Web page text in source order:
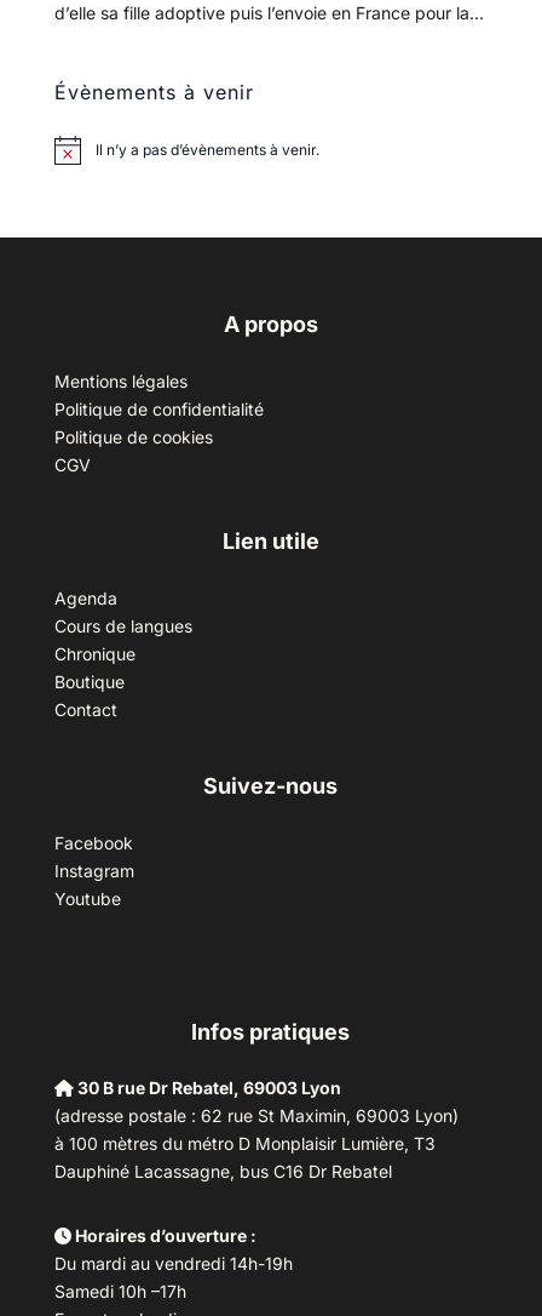
d’elle sa fille adoptive puis l’envoie en France pour la...
Évènements à venir
Il n’y a pas d’évènements à venir.
A propos
Mentions légales
Politique de confidentialité
Politique de cookies
CGV
Lien utile
Agenda
Cours de langues
Chronique
Boutique
Contact
Suivez-nous
Facebook
Instagram
Youtube
Infos pratiques
30 B rue Dr Rebatel, 69003 Lyon
(adresse postale : 62 rue St Maximin, 69003 Lyon)
à 100 mètres du métro D Monplaisir Lumière, T3
Dauphiné Lacassagne, bus C16 Dr Rebatel
Horaires d’ouverture :
Du mardi au vendredi 14h-19h
Samedi 10h –17h